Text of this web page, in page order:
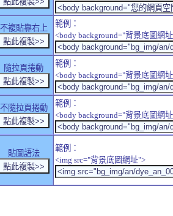
不複貼靠右上
範例：
<body background="背景底圖網
隨拉頁捲動
範例：
<body background="背景底圖網
不隨拉頁捲動
範例：
<body background="背景底圖網
貼圖語法
範例：
<img src="背景底圖網址">